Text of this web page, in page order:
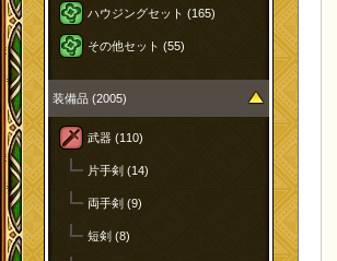
ハウジングセット (165)
その他セット (55)
装備品 (2005)
武器 (110)
片手剣 (14)
両手剣 (9)
短剣 (8)